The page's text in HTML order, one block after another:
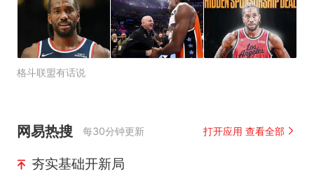
格斗联盟有话说
网易热搜 每30分钟更新 打开应用 查看全部
夯实基础开新局